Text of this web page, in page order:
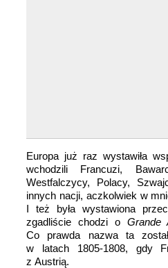
Europa już raz wystawiła
wchodzili Francuzi,
Westfalczycy, Polacy,
innych nacji, aczkolwiek w
I też była wystawiona
zgadliście chodzi o Grande
Co prawda nazwa ta
w latach 1805-1808, gdy
z Austrią.